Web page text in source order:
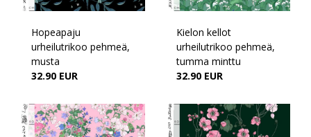
Hopeapaju
urheilutrikoo pehmeä,
musta
32.90 EUR
Kielon kellot
urheilutrikoo pehmeä,
tumma minttu
32.90 EUR